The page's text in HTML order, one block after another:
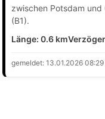
zwischen Potsdam und
(B1).
Länge: 0.6 km
gemeldet: 13.01.2026